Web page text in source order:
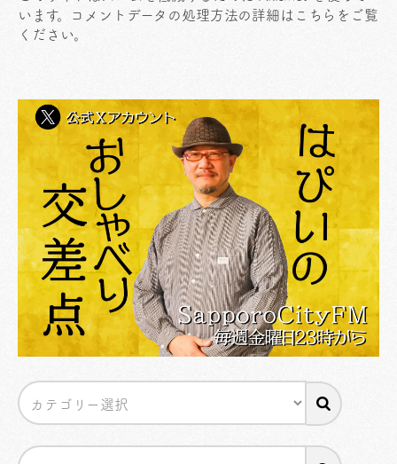
います。
コメントデータの処理方法の詳細はこちらをご覧
ください。